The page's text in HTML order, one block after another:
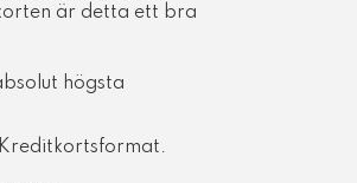
är detta ett bra
högsta